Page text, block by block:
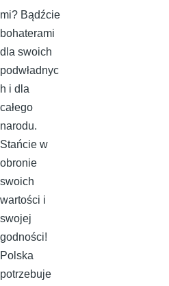
mi? Bądźcie
bohaterami
dla swoich
podwładnyc
h i dla
całego
narodu.
Stańcie w
obronie
swoich
wartości i
swojej
godności!
Polska
potrzebuje